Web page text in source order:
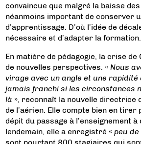
convaincue que malgré la baisse
néanmoins important de conserver
d’apprentissage. D’où l’idée de
nécessaire et d’adapter la formation.
En matière de pédagogie, la crise de
de nouvelles perspectives. «Nous
virage avec un angle et une rapidité
jamais franchi si les circonstances
là », reconnaît la nouvelle directrice
de l’aérien. Elle compte bien en tirer
dépit du passage à l’enseignement
lendemain, elle a enregistré «peu